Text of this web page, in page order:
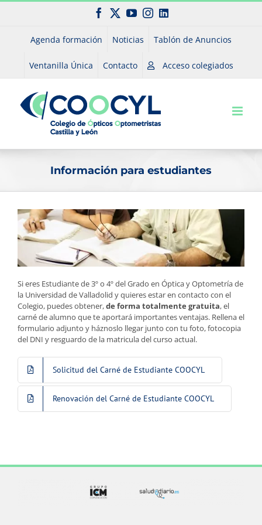
Saltar
Facebook
X YouTubeInstagram
LinkedIn
Agenda formación Noticias Tablón de Anuncios
Ventanilla Única Contacto Acceso colegiados
Información para estudiantes
Si eres Estudiante de 3º o 4º del Grado en Óptica y Optometría de
la Universidad de Valladolid y quieres estar en contacto con el
Colegio, puedes obtener,de forma totalmente gratuita, el
carné de alumno que te aportará importantes ventajas. Rellena el
formulario adjunto y háznoslo llegar junto con tu foto, fotocopia
del DNI y resguardo de la matricula del curso actual.
Solicitud del Carné de Estudiante COOCYL
Renovación del Carné de Estudiante COOCYL